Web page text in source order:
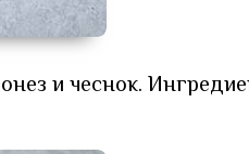
и чеснок.